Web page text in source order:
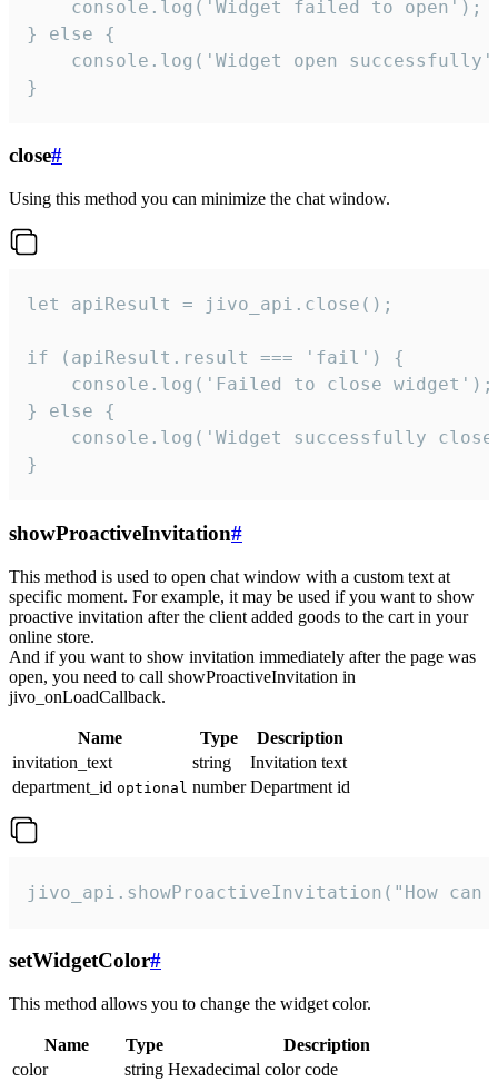
    console.log('Widget failed to open');
} else {
console.log('Widget open
}
close#
Using this method you can minimize the chat window.
let apiResult = jivo_api.close();
if (apiResult.result === 'fail') {
    console.log('Failed to close widget');
} else {
console.log('Widget successfully
}
showProactiveInvitation#
This method is used to open chat window with a custom text at
specific moment. For example, it may be used if you want to show
proactive invitation after the client added goods to the cart in your
online store.
And if you want to show invitation immediately after the page was
open, you need to call showProactiveInvitation in
jivo_onLoadCallback.
Name Type
Description
invitation_text
string
Invitation text
department_id optional number Department id
jivo_api.showProactiveInvitation("How
setWidgetColor#
This method allows you to change the widget color.
Name Type
Description
color
string Hexadecimal color code